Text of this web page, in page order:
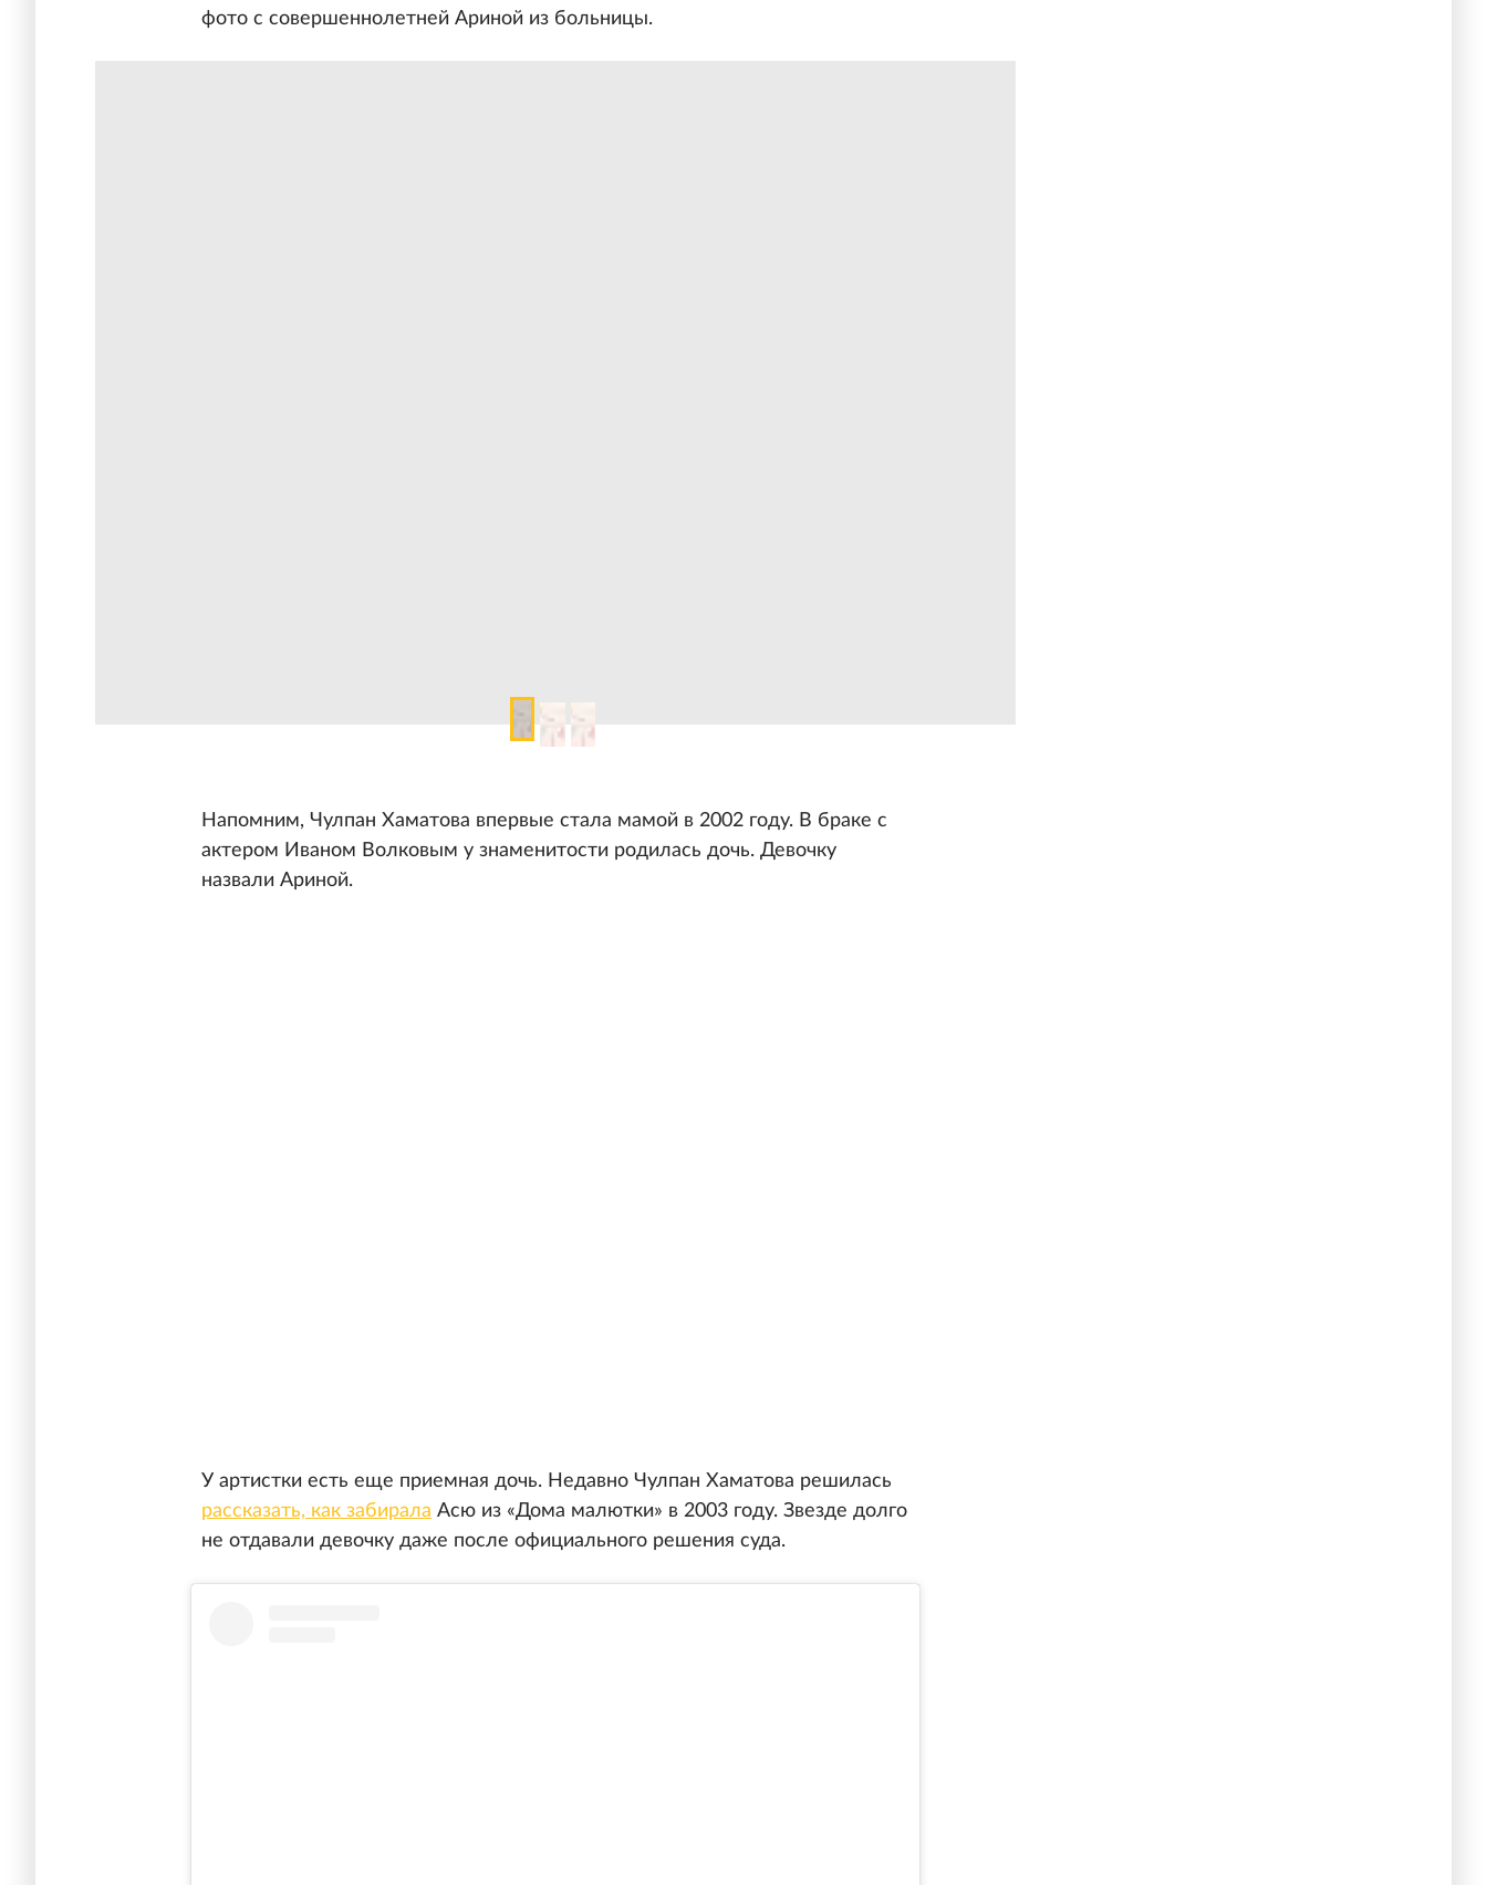
фото с совершеннолетней Ариной из больницы.
Напомним, Чулпан Хаматова впервые стала мамой в 2002 году. В браке с
актером Иваном Волковым у знаменитости родилась дочь. Девочку
назвали Ариной.
У артистки есть еще приемная дочь. Недавно Чулпан Хаматова решилась
рассказать, как забирала Асю из «Дома малютки» в 2003 году. Звезде долго
не отдавали девочку даже после официального решения суда.